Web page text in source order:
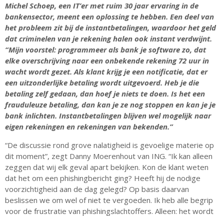
Michel Schoep, een IT’er met ruim 30 jaar ervaring in de
bankensector, meent een oplossing te hebben. Een deel van
het probleem zit bij de instantbetalingen, waardoor het geld
dat criminelen van je rekening halen ook instant verdwijnt.
“Mijn voorstel: programmeer als bank je software zo, dat
elke overschrijving naar een onbekende rekening 72 uur in
wacht wordt gezet. Als klant krijg je een notificatie, dat er
een uitzonderlijke betaling wordt uitgevoerd. Heb je die
betaling zelf gedaan, dan hoef je niets te doen. Is het een
frauduleuze betaling, dan kan je ze nog stoppen en kan je je
bank inlichten. Instantbetalingen blijven wel mogelijk naar
eigen rekeningen en rekeningen van bekenden.”
“De discussie rond grove nalatigheid is gevoelige materie op
dit moment”, zegt Danny Moerenhout van ING. “Ik kan alleen
zeggen dat wij elk geval apart bekijken. Kon de klant weten
dat het om een phishingbericht ging? Heeft hij de nodige
voorzichtigheid aan de dag gelegd? Op basis daarvan
beslissen we om wel of niet te vergoeden. Ik heb alle begrip
voor de frustratie van phishingslachtoffers. Alleen: het wordt